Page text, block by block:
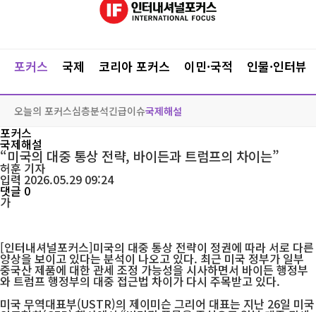
포커스 국제 코리아 포커스 이민·국적 인물·인터뷰
오늘의 포커스심층분석긴급이슈국제해설
포커스
국제해설
“미국의 대중 통상 전략, 바이든과 트럼프의 차이는”
허훈 기자
입력 2026.05.29 09:24
댓글 0
가
[인터내셔널포커스]미국의 대중 통상 전략이 정권에 따라 서로 다른
양상을 보이고 있다는 분석이 나오고 있다. 최근 미국 정부가 일부
중국산 제품에 대한 관세 조정 가능성을 시사하면서 바이든 행정부
와 트럼프 행정부의 대중 접근법 차이가 다시 주목받고 있다.
미국 무역대표부(USTR)의 제이미슨 그리어 대표는 지난 26일 미국